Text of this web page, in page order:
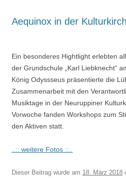
Aequinox in der
Ein besonderes Hightlight erlebten
der Grundschule „Karl Liebknecht“
König Odyssseus präsentierte die
Zusammenarbeit mit den
Musiktage in der Neuruppiner
Vorwoche fanden Workshops zum
den Aktiven statt.
..:: weitere Fotos ::..
Dieser Beitrag wurde am 18. März 2018